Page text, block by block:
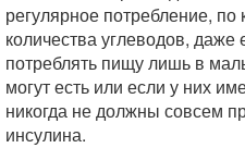
регулярное потребление,
количества углеводов,
потреблять пищу лишь в
могут есть или если у них
никогда не должны совсем
инсулина.